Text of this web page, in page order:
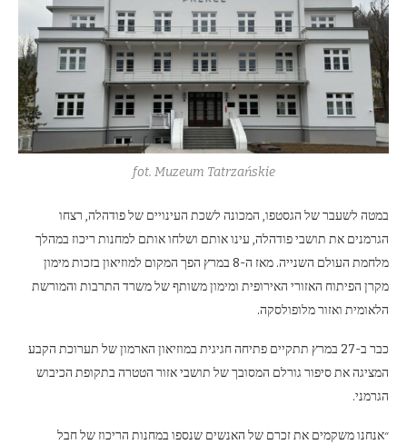
fot. Muzeum Tatrzańskie
במטה לשעבר של הגסטפו, המכונה לשכת העינויים של פודהלה, רצחו
הגרמנים את תושבי פודהלה, עינו אותם ושלחו אותם למחנות ריכוז במהלך
מלחמת העולם השנייה. מאז ה-8 במרץ הפך המקום למוזיאון בזכות מימון
מקרן הפיתוח האזורי האירופית ומימון משותף של משרד התרבות והמורשת
הלאומית ואזור מלופולסקה.
כבר ב-27 במרץ תתקיים פתיחה חגיגית במוזיאון הארמון של תערוכת הקבע
המציגה את סיפור גורלם המסובך של תושבי אזור הטטרה בתקופת הכיבוש
הגרמני.
״אנחנו משקמים את זכרם של האנשים שנספו במחנות הריכוז של חבל